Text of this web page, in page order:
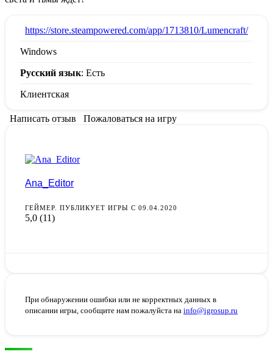
https://store.steampowered.com/app/1713810/Lumencraft/
Windows
Русский язык: Есть
Клиентская
Написать отзыв Пожаловаться на игру
Ana_Editor
ГЕЙМЕР. ПУБЛИКУЕТ ИГРЫ С 09.04.2020
5,0 (11)
При обнаружении ошибки или не корректных данных в
описании игры, сообщите нам пожалуйста на info@igrosup.ru